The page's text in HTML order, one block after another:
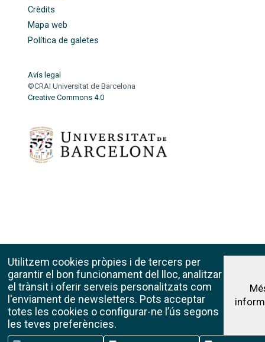
Crèdits
Mapa web
Política de galetes
Avís legal
©CRAI Universitat de Barcelona
Creative Commons 4.0
Utilitzem cookies pròpies i de tercers per
garantir el bon funcionament del lloc, analitzar
el trànsit i oferir serveis personalitzats com
l'enviament de newsletters. Pots acceptar
totes les cookies o configurar-ne l’ús segons
les teves preferències.